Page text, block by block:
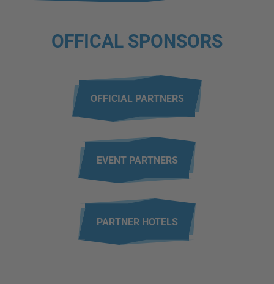
OFFICAL SPONSORS
OFFICIAL PARTNERS
EVENT PARTNERS
PARTNER HOTELS